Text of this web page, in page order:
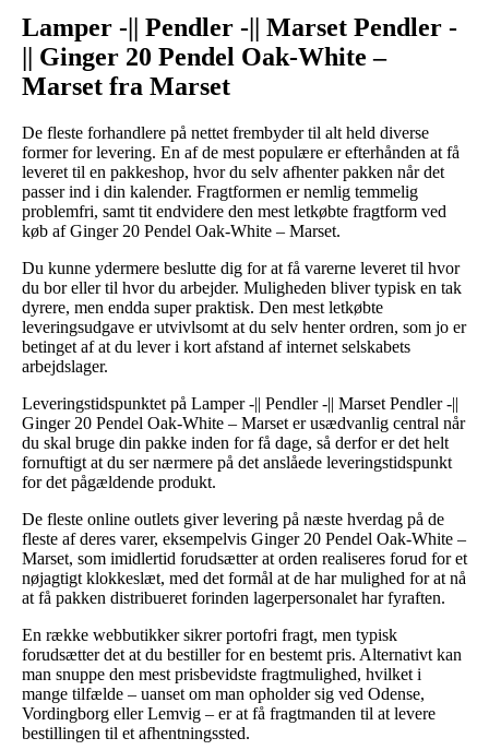
Lamper -|| Pendler -|| Marset Pendler -
|| Ginger 20 Pendel Oak-White –
Marset fra Marset
De fleste forhandlere på nettet frembyder til alt held diverse
former for levering. En af de mest populære er efterhånden at få
leveret til en pakkeshop, hvor du selv afhenter pakken når det
passer ind i din kalender. Fragtformen er nemlig temmelig
problemfri, samt tit endvidere den mest letkøbte fragtform ved
køb af Ginger 20 Pendel Oak-White – Marset.
Du kunne ydermere beslutte dig for at få varerne leveret til hvor
du bor eller til hvor du arbejder. Muligheden bliver typisk en tak
dyrere, men endda super praktisk. Den mest letkøbte
leveringsudgave er utvivlsomt at du selv henter ordren, som jo er
betinget af at du lever i kort afstand af internet selskabets
arbejdslager.
Leveringstidspunktet på Lamper -|| Pendler -|| Marset Pendler -||
Ginger 20 Pendel Oak-White – Marset er usædvanlig central når
du skal bruge din pakke inden for få dage, så derfor er det helt
fornuftigt at du ser nærmere på det anslåede leveringstidspunkt
for det pågældende produkt.
De fleste online outlets giver levering på næste hverdag på de
fleste af deres varer, eksempelvis Ginger 20 Pendel Oak-White –
Marset, som imidlertid forudsætter at orden realiseres forud for et
nøjagtigt klokkeslæt, med det formål at de har mulighed for at nå
at få pakken distribueret forinden lagerpersonalet har fyraften.
En række webbutikker sikrer portofri fragt, men typisk
forudsætter det at du bestiller for en bestemt pris. Alternativt kan
man snuppe den mest prisbevidste fragtmulighed, hvilket i
mange tilfælde – uanset om man opholder sig ved Odense,
Vordingborg eller Lemvig – er at få fragtmanden til at levere
bestillingen til et afhentningssted.